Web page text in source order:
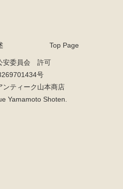
Top Page
安委員会 許可
号
ティーク山本商店
Yamamoto Shoten.